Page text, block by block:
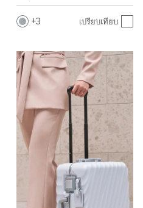
3 เปรียบเทียบ